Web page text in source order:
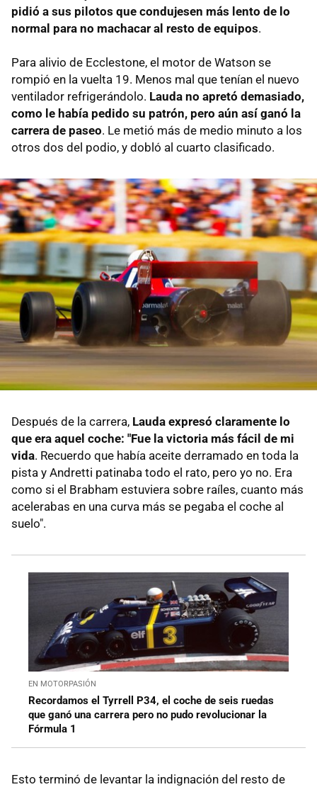
pidió a sus pilotos que condujesen más lento de lo
normal para no machacar al resto de equipos.
Para alivio de Ecclestone, el motor de Watson se
rompió en la vuelta 19. Menos mal que tenían el nuevo
ventilador refrigerándolo. Lauda no apretó demasiado,
como le había pedido su patrón, pero aún así ganó la
carrera de paseo. Le metió más de medio minuto a los
otros dos del podio, y dobló al cuarto clasificado.
Después de la carrera, Lauda expresó claramente lo
que era aquel coche: "Fue la victoria más fácil de mi
vida. Recuerdo que había aceite derramado en toda la
pista y Andretti patinaba todo el rato, pero yo no. Era
como si el Brabham estuviera sobre raíles, cuanto más
acelerabas en una curva más se pegaba el coche al
suelo".
EN MOTORPASIÓN
Recordamos el Tyrrell P34, el coche de seis ruedas
que ganó una carrera pero no pudo revolucionar la
Fórmula 1
Esto terminó de levantar la indignación del resto de